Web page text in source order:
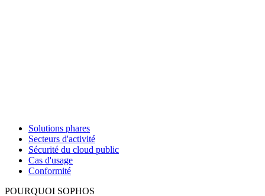
Solutions phares
Secteurs d'activité
Sécurité du cloud public
Cas d'usage
Conformité
POURQUOI SOPHOS